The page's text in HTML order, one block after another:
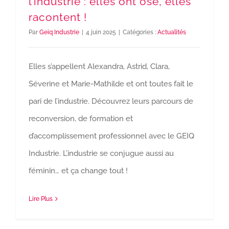
racontent !
Par Geiq Industrie 4 juin 2025 Catégories : Actualités
Elles s’appellent Alexandra, Astrid, Clara,
Séverine et Marie-Mathilde et ont toutes fait le
pari de l’industrie. Découvrez leurs parcours de
reconversion, de formation et
d’accomplissement professionnel avec le GEIQ
Industrie. L’industrie se conjugue aussi au
féminin… et ça change tout !
Lire Plus